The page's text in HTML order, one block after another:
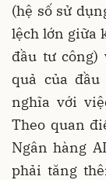
(hệ số sử
lệch lớn giữa
đầu tư
quả của
nghĩa với
Theo quan
Ngân hàng
phải tăng